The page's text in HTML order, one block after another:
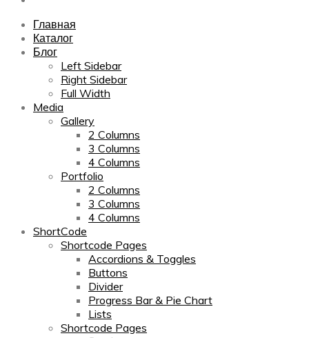
Главная
Каталог
Блог
Left Sidebar
Right Sidebar
Full Width
Media
Gallery
2 Columns
3 Columns
4 Columns
Portfolio
2 Columns
3 Columns
4 Columns
ShortCode
Shortcode Pages
Accordions & Toggles
Buttons
Divider
Progress Bar & Pie Chart
Lists
Shortcode Pages